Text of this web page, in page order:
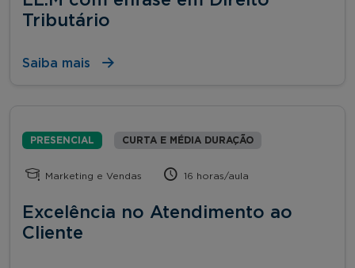
Tributário
Saiba mais
PRESENCIAL CURTA E MÉDIA DURAÇÃO
Marketing e Vendas 16 horas/aula
Excelência no Atendimento ao
Cliente